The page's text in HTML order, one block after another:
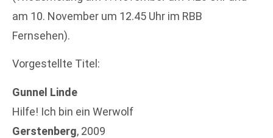
am 10. November um 12.45 Uhr im RBB
Fernsehen).
Vorgestellte Titel:
Gunnel Linde
Hilfe! Ich bin ein Werwolf
Gerstenberg, 2009